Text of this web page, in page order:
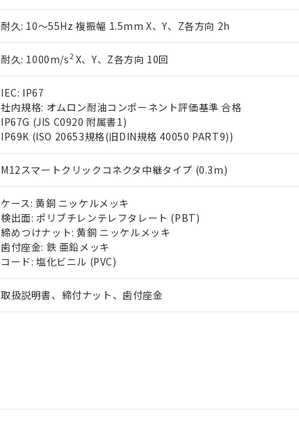
耐久: 10～55Hz 複振幅 1.5mm X、Y、Z各方向 2h
耐久: 1000m/s2X、Y、Z各方向 10回
IEC: IP67
社内規格: オムロン耐油コンポーネント評価基準 合格
IP67G (JIS C0920 附属書1)
IP69K (ISO 20653規格(旧DIN規格 40050 PART9))
M12スマートクリックコネクタ中継タイプ (0.3m)
ケース: 黄銅 ニッケルメッキ
検出面: ポリブチレンテレフタレート (PBT)
締めつけナット: 黄銅 ニッケルメッキ
歯付座金: 鉄 亜鉛メッキ
コード: 塩化ビニル (PVC)
取扱説明書、締付ナット、歯付座金